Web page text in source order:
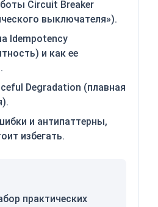
Circuit Breaker
выключателя»).
Idempotency
и как ее
Degradation (плавная
и антипаттерны,
избегать.
практических